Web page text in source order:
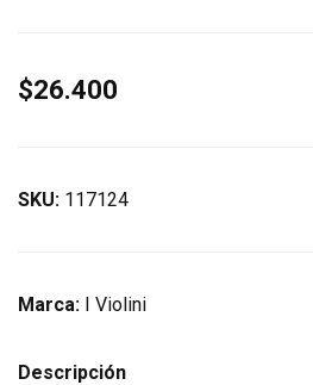
$26.400
SKU: 117124
Marca: I Violini
Descripción